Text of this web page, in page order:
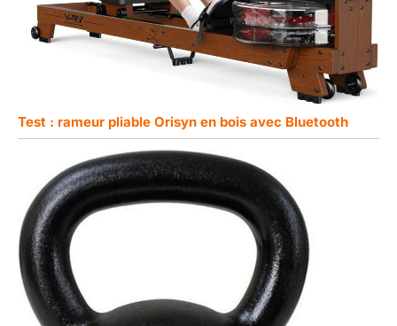
Test : rameur pliable Orisyn en bois avec Bluetooth